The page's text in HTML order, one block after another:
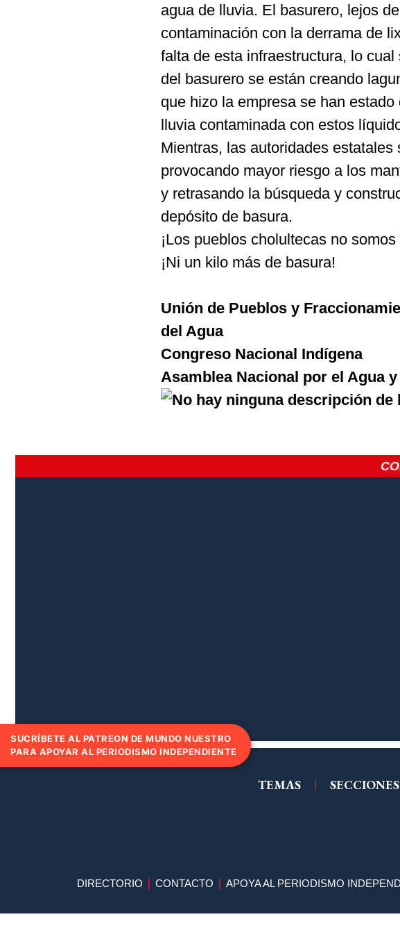
agua de lluvia. El basurero, lejos
contaminación con la derrama de
falta de esta infraestructura, lo
del basurero se están creando
que hizo la empresa se han
lluvia contaminada con estos
Mientras, las autoridades
provocando mayor riesgo a los
y retrasando la búsqueda y
depósito de basura.
¡Los pueblos cholultecas no
¡Ni un kilo más de basura!
Unión de Pueblos y
del Agua
Congreso Nacional Indígena
Asamblea Nacional por el Agua
TEMAS SECCIONES
DIRECTORIO CONTACTO APOYA AL PERIODISMO
SUCRÍBETE AL PATREON DE MUNDO NUESTRO
PARA APOYAR AL PERIODISMO INDEPENDIENTE